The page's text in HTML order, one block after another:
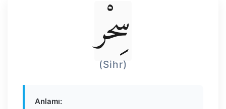
سِحْر
(Sihr)
Anlamı: